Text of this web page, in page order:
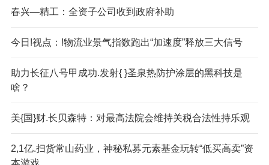
春兴—精工：全资子公司收到政府补助
今日!视点：!物流业景气指数跑出“加速度”释放三大信号
助力长征八号甲成功.发射{ }圣泉热防护涂层的黑科技是
啥？
美{国}财.长贝森特：对最高法院会维持关税合法性持乐观
2,1亿.扫货常山药业，神秘私募元素基金玩转“低买高卖”资
本游戏